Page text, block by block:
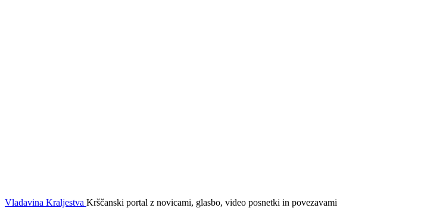
Vladavina Kraljestva Krščanski portal z novicami, glasbo, video posnetki in povezavami